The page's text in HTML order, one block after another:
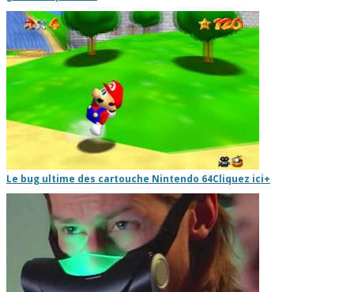
Le bug ultime des cartouche Nintendo 64Cliquez ici+